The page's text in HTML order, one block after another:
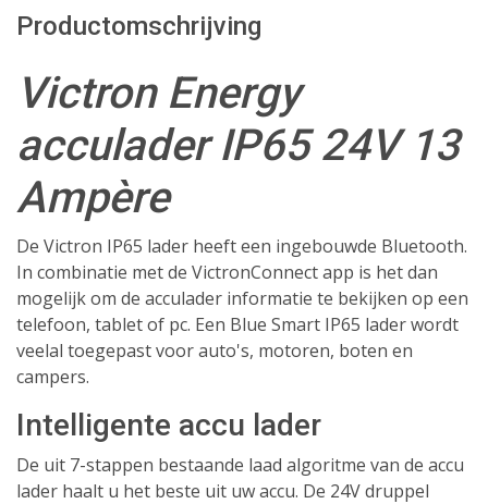
Productomschrijving
Victron Energy
acculader IP65 24V 13
Ampère
De Victron IP65 lader heeft een ingebouwde Bluetooth.
In combinatie met de VictronConnect app is het dan
mogelijk om de acculader informatie te bekijken op een
telefoon, tablet of pc. Een Blue Smart IP65 lader wordt
veelal toegepast voor auto's, motoren, boten en
campers.
Intelligente accu lader
De uit 7-stappen bestaande laad algoritme van de accu
lader haalt u het beste uit uw accu. De 24V druppel